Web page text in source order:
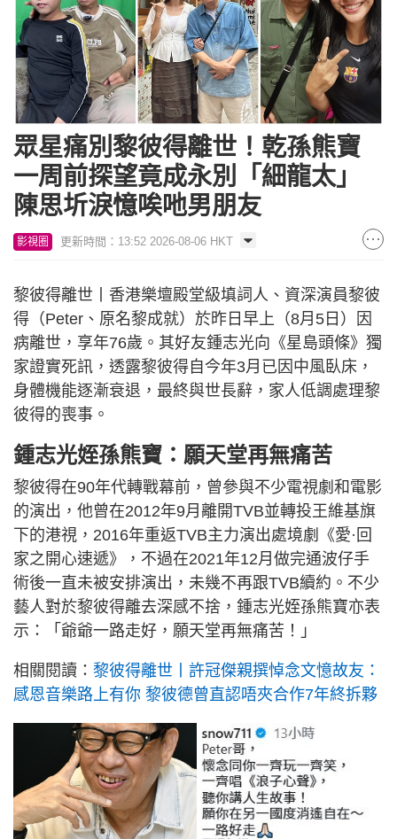
眾星痛別黎彼得離世！乾孫熊寶
一周前探望竟成永別「細龍太」
陳思圻淚憶唉吔男朋友
影視圈 更新時間：13:52 2026-08-06 HKT
黎彼得離世丨香港樂壇殿堂級填詞人、資深演員黎彼
得（Peter、原名黎成就）於昨日早上（8月5日）因
病離世，享年76歲。其好友鍾志光向《星島頭條》獨
家證實死訊，透露黎彼得自今年3月已因中風臥床，
身體機能逐漸衰退，最終與世長辭，家人低調處理黎
彼得的喪事。
鍾志光姪孫熊寶：願天堂再無痛苦
黎彼得在90年代轉戰幕前，曾參與不少電視劇和電影
的演出，他曾在2012年9月離開TVB並轉投王維基旗
下的港視，2016年重返TVB主力演出處境劇《愛·回
家之開心速遞》，不過在2021年12月做完通波仔手
術後一直未被安排演出，未幾不再跟TVB續約。不少
藝人對於黎彼得離去深感不捨，鍾志光姪孫熊寶亦表
示：「爺爺一路走好，願天堂再無痛苦！」
相關閱讀： 黎彼得離世丨許冠傑親撰悼念文憶故友：
感恩音樂路上有你 黎彼德曾直認唔夾合作7年終拆夥